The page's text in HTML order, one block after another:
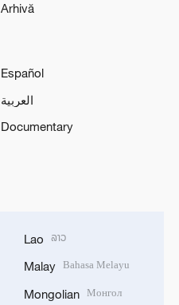
Arhivă
Español
العربية
Documentary
Lao ລາວ
Malay Bahasa Melayu
Mongolian Монгол